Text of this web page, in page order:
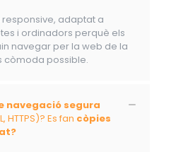
responsive, adaptat a
i ordinadors perquè els
navegar per la web de la
còmoda possible.
navegació segura
HTTPS)? Es fan còpies